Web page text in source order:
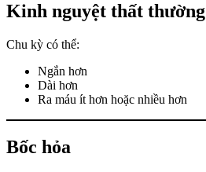
Kinh nguyệt thất thường
Chu kỳ có thể:
Ngắn hơn
Dài hơn
Ra máu ít hơn hoặc nhiều hơn
Bốc hỏa